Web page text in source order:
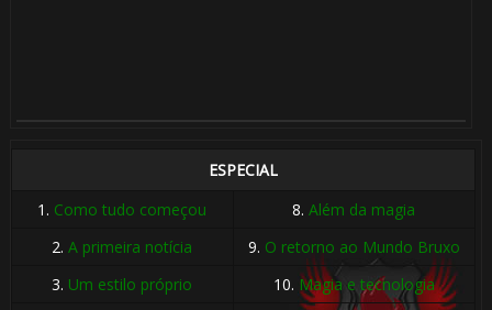
ESPECIAL
1. Como tudo começou 8.Além da magia
2.A primeira notícia 9. O retorno ao Mundo Bruxo
3. Um estilo próprio 10. Magia e tecnologia